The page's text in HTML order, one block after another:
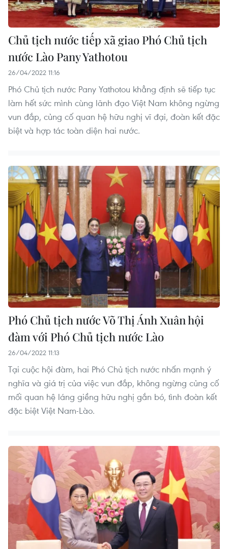
Chủ tịch nước tiếp xã giao Phó Chủ tịch
nước Lào Pany Yathotou
26/04/2022 11:16
Phó Chủ tịch nước Pany Yathotou khẳng định sẽ tiếp tục
làm hết sức mình cùng lãnh đạo Việt Nam không ngừng
vun đắp, củng cố quan hệ hữu nghị vĩ đại, đoàn kết đặc
biệt và hợp tác toàn diện hai nước.
Phó Chủ tịch nước Võ Thị Ánh Xuân hội
đàm với Phó Chủ tịch nước Lào
26/04/2022 11:13
Tại cuộc hội đàm, hai Phó Chủ tịch nước nhấn mạnh ý
nghĩa và giá trị của việc vun đắp, không ngừng củng cố
mối quan hệ láng giềng hữu nghị gắn bó, tình đoàn kết
đặc biệt Việt Nam-Lào.